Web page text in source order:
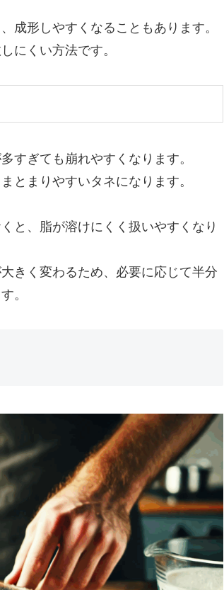
成形しやすくなることもあります。
にくい方法です。
すぎても崩れやすくなります。
とまりやすいタネになります。
と、脂が溶けにくく扱いやすくなり
きく変わるため、必要に応じて半分
。